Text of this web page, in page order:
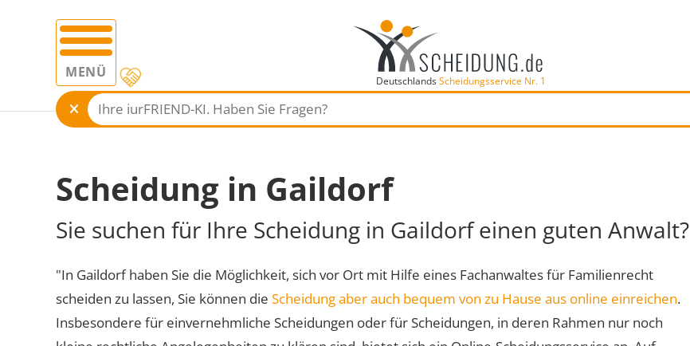
MENÜ DeutschlandsScheidungsservice Nr. 1
Scheidung in Gaildorf
Sie suchen für Ihre Scheidung in Gaildorf einen guten Anwalt?
"In Gaildorf haben Sie die Möglichkeit, sich vor Ort mit Hilfe eines Fachanwaltes für Familienrecht
scheiden zu lassen, Sie können die Scheidung aber auch bequem von zu Hause aus online einreichen.
Insbesondere für einvernehmliche Scheidungen oder für Scheidungen, in deren Rahmen nur noch